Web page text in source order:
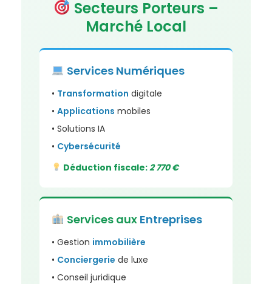
Secteurs Porteurs –
Marché Local
Services Numériques
• Transformation digitale
• Applications mobiles
• Solutions IA
• Cybersécurité
Déduction fiscale:2 770 €
Services aux Entreprises
• Gestion immobilière
• Conciergerie de luxe
• Conseil juridique